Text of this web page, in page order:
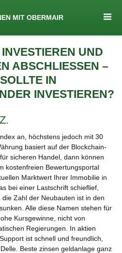
MIT OBERMAIR
UND
ABSCHLIESSEN – W
IN S
INVESTIEREN?
an, höchstens jedoch mit 30
basiert auf der Blockchain-
sicheren Handel, dann können
kostenfreien Bewertungsportal
Marktwert Ihrer Immobilie in
bei einer Lastschrift schieflief,
Zahl der Neubauten ist in den
Alle diese Namen stehen für
Kursgewinne, nicht von
Regierungen. In aktien
ist schnell und freundlich,
Beste zinsen geldanlage ganz